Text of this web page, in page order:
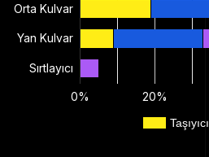
Taşıyıcı
0% 20%
Orta Kulvar
Yan Kulvar
Sırtlayıcı